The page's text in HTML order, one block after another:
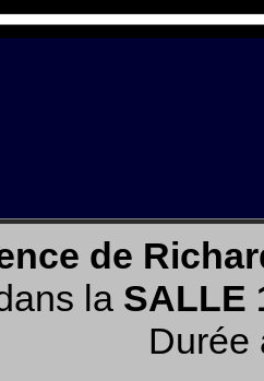
de
la SALLE
Durée